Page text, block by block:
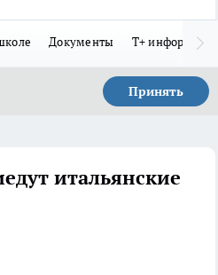
Документы Т+
Принять
итальянские